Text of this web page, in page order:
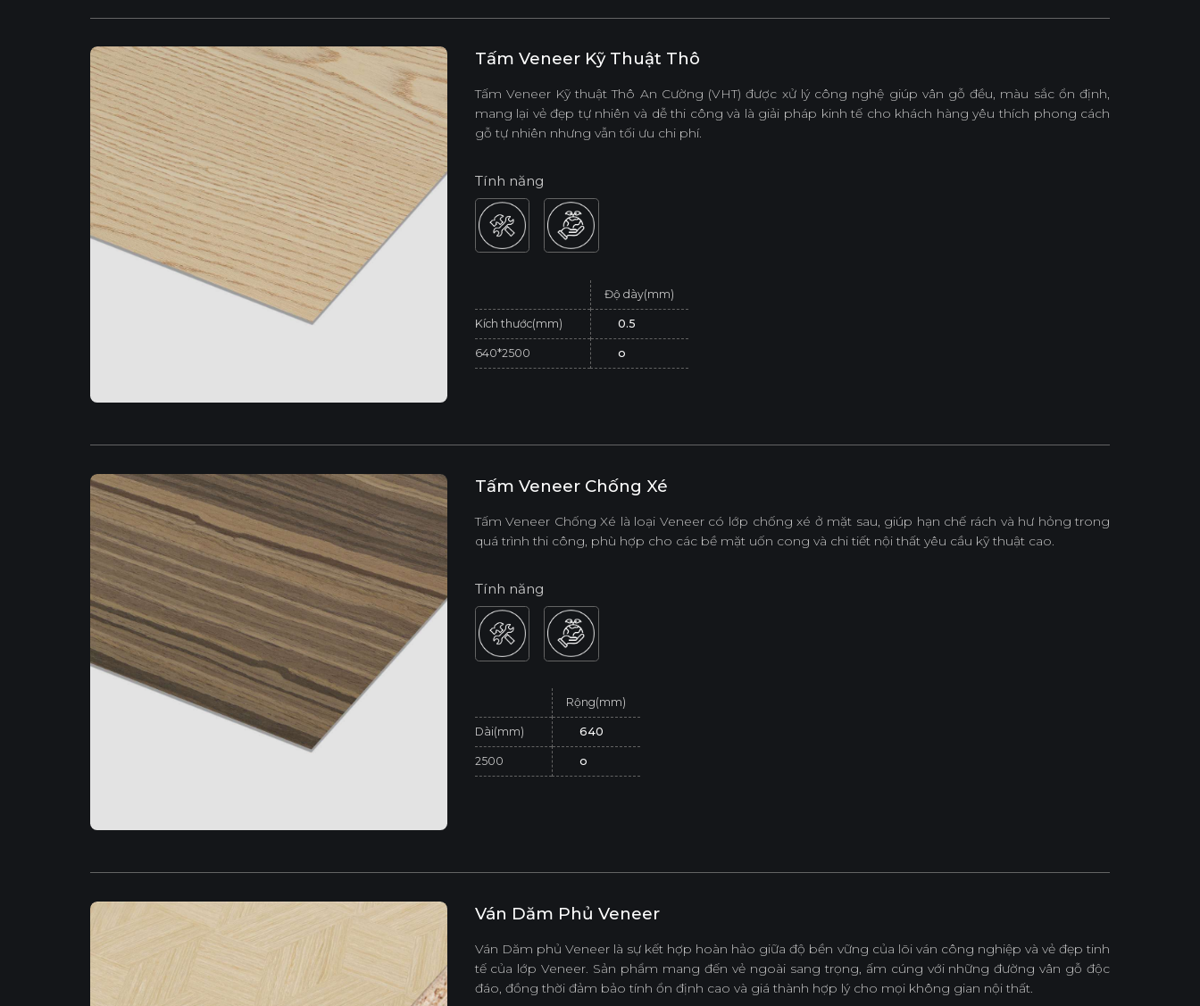
Tấm Veneer Kỹ Thuật Thô
Tấm Veneer Kỹ thuật Thô An Cường (VHT) được xử lý công nghệ giúp vân gỗ đều, màu sắc ổn định,
mang lại vẻ đẹp tự nhiên và dễ thi công và là giải pháp kinh tế cho khách hàng yêu thích phong cách
gỗ tự nhiên nhưng vẫn tối ưu chi phí.
Tính năng
Độ dày(mm)
Kích thước(mm) 0.5
640*2500 o
Tấm Veneer Chống Xé
Tấm Veneer Chống Xé là loại Veneer có lớp chống xé ở mặt sau, giúp hạn chế rách và hư hỏng trong
quá trình thi công, phù hợp cho các bề mặt uốn cong và chi tiết nội thất yêu cầu kỹ thuật cao.
Tính năng
Rộng(mm)
Dài(mm) 640
2500 o
Ván Dăm Phủ Veneer
Ván Dăm phủ Veneer là sự kết hợp hoàn hảo giữa độ bền vững của lõi ván công nghiệp và vẻ đẹp tinh
tế của lớp Veneer. Sản phẩm mang đến vẻ ngoài sang trọng, ấm cúng với những đường vân gỗ độc
đáo, đồng thời đảm bảo tính ổn định cao và giá thành hợp lý cho mọi không gian nội thất.